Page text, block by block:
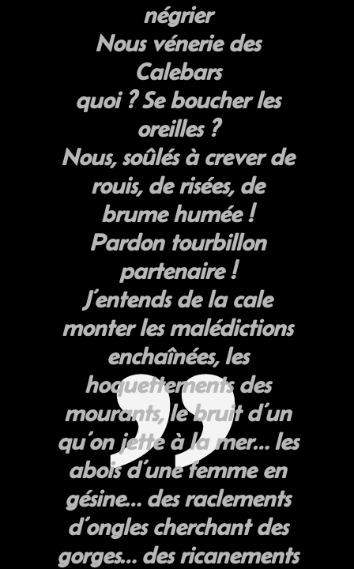
négrier
Nous vénerie des
Calebars
quoi ? Se boucher les
oreilles ?
Nous, soûlés à crever de
rouis, de risées, de
brume humée !
Pardon tourbillon
partenaire !
J’entends de la cale
monter les malédictions
enchaînées, les
hoquettements des
mourants, le bruit d’un
qu’on jette à la mer… les
abois d’une femme en
gésine… des raclements
d’ongles cherchant des
gorges… des ricanements